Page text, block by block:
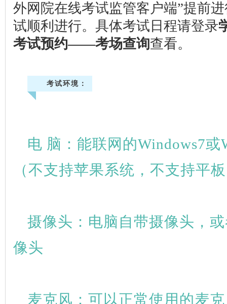
外网院在线考试监管客户端”提前
试顺利进行。具体考试日程请登录
考试预约——考场查询查看。
考试环境：
电 脑：能联网的Windows7或
（不支持苹果系统，不支持平
摄像头：电脑自带摄像头，
像头
麦克风：可以正常使用的麦